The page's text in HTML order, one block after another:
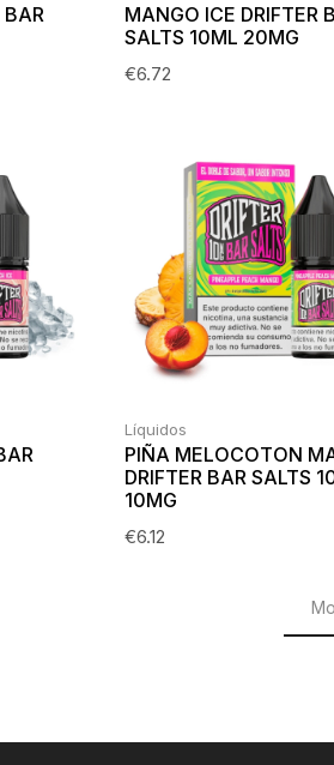
BAR
MANGO ICE DRIFTER
SALTS 10ML 20MG
€6.72
Líquidos
PIÑA MELOCOTON
DRIFTER BAR SALTS
10MG
€6.12